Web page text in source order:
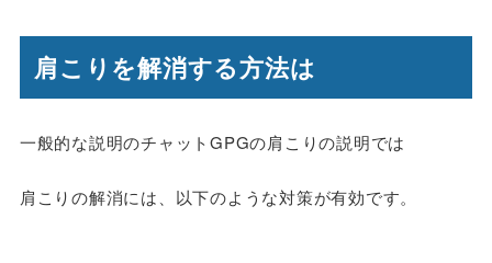
肩こりを解消する方法は
一般的な説明のチャットGPGの肩こりの説明では
肩こりの解消には、以下のような対策が有効です。